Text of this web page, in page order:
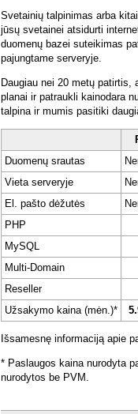
Svetainių talpinimas arba
jūsų svetainei atsidurti
duomenų bazei suteikimas
pajungtame serveryje.
Daugiau nei 20 metų
planai ir patraukli kainodara
talpina ir mumis pasitiki
Duomenų srautas
Vieta serveryje
El. pašto dėžutės
PHP
MySQL
Multi-Domain
Reseller
Užsakymo kaina (mėn.)*
Išsamesnę informaciją apie
* Paslaugos kaina nurodyta
nurodytos be PVM.